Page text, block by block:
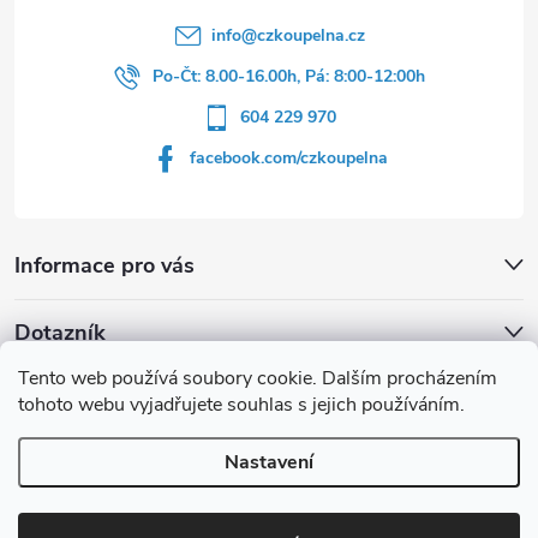
Tento web používá soubory cookie. Dalším procházením
tohoto webu vyjadřujete souhlas s jejich používáním.
Nastavení
Informace pro vás
info@czkoupelna.cz
Po-Čt: 8.00-16.00h, Pá: 8:00-12:00h
604 229 970
facebook.com/czkoupelna
Dotazník
Líbí se vám u sprchového koutu rám barvě
Počet hlasů:149
Copyright 2026czkoupelna.cz. Všechna práva vyhrazena.